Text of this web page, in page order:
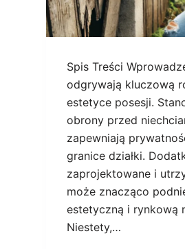
Spis Treści
odgrywają kluczową
estetyce posesji.
obrony przed
zapewniają
granice działki.
zaprojektowane i
może znacząco
estetyczną i rynkową
Niestety,…